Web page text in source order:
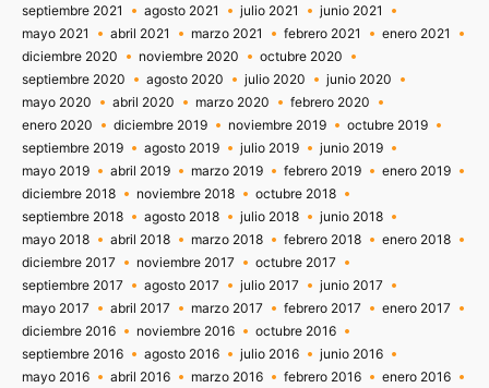
septiembre 2021
agosto 2021 julio 2021
junio 2021
mayo 2021
abril 2021 marzo 2021 febrero 2021
enero 2021
diciembre 2020
noviembre 2020
octubre 2020
septiembre 2020
agosto 2020 julio 2020
junio 2020
mayo 2020
abril 2020 marzo 2020
febrero 2020
enero 2020
diciembre 2019 noviembre 2019
octubre 2019
septiembre 2019
agosto 2019 julio 2019
junio 2019
mayo 2019
abril 2019 marzo 2019 febrero 2019
enero 2019
diciembre 2018
noviembre 2018
octubre 2018
septiembre 2018
agosto 2018 julio 2018
junio 2018
mayo 2018
abril 2018 marzo 2018 febrero 2018
enero 2018
diciembre 2017
noviembre 2017
octubre 2017
septiembre 2017
agosto 2017 julio 2017
junio 2017
mayo 2017
abril 2017 marzo 2017 febrero 2017
enero 2017
diciembre 2016
noviembre 2016
octubre 2016
septiembre 2016
agosto 2016 julio 2016
junio 2016
mayo 2016
abril 2016 marzo 2016 febrero 2016 enero 2016